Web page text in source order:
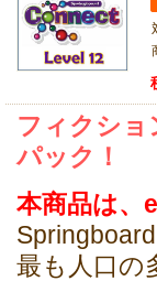
フィクシ
パック！
本商品は、
最も人口の